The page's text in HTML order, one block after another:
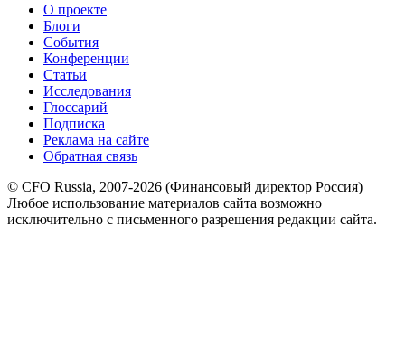
О проекте
Блоги
События
Конференции
Статьи
Исследования
Глоссарий
Подписка
Реклама на сайте
Обратная связь
© CFO Russia, 2007-2026 (Финансовый директор Россия)
Любое использование материалов сайта возможно
исключительно с письменного разрешения редакции сайта.